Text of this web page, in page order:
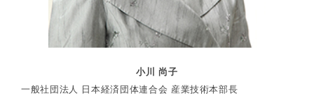
小川 尚子
一般社団法人 日本経済団体連合会 産業技術本部長